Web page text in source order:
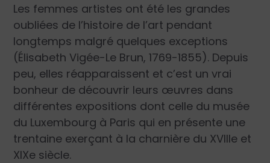
Les femmes artistes ont été les grandes
oubliées de l’histoire de l’art pendant
longtemps malgré quelques exceptions
(Élisabeth Vigée-Le Brun, 1769-1855). Depuis
peu, elles réapparaissent et c’est un vrai
bonheur de découvrir leurs œuvres dans
différentes expositions dont celle du musée
du Luxembourg à Paris qui en présente une
trentaine exerçant à la charnière du XVIIIe et
XIXe siècle.